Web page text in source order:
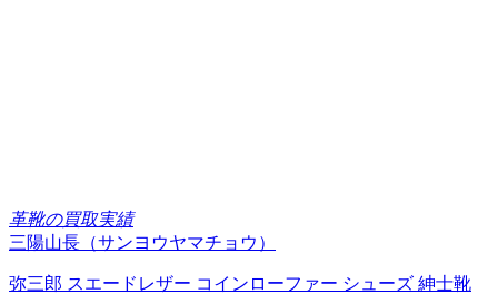
革靴の買取実績
三陽山長（サンヨウヤマチョウ）
弥三郎 スエードレザー コインローファー シューズ 紳士靴